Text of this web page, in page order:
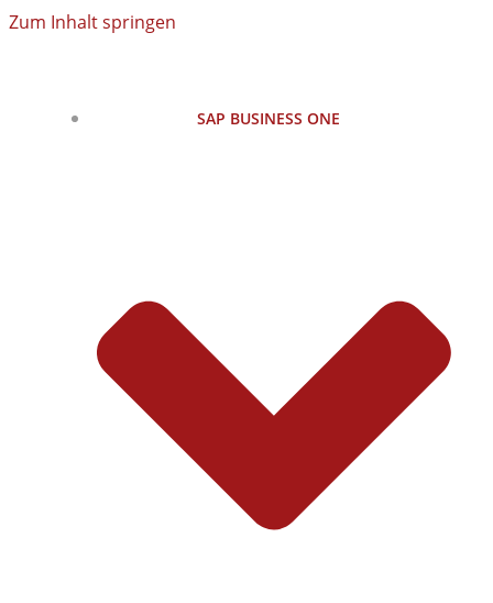
Zum Inhalt springen
SAP BUSINESS ONE